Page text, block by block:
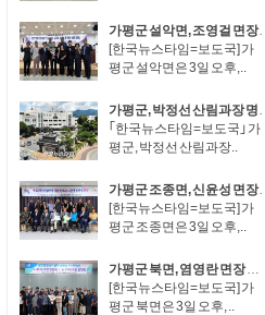
가평군 설악면, 조영걸 면장 취임·이동철 면장 이임
[한국뉴스타임=보도국] 가
평군 설악면은 3일 오후,..
가평군, 박정선 산림과장 명예퇴직..정기인사 후 후속인사 불가피
｢한국뉴스타임=보도국｣ 가
평군, 박정선 산림과장..
가평군 조종면, 신윤성 면장 취임·임진섭 면장 이임
[한국뉴스타임=보도국] 가
평군 조종면은 3일 오후,..
가평군 북면, 염영란 면장 취임·장동복 면장 이임
[한국뉴스타임=보도국] 가
평군 북면은 3일 오후, ..